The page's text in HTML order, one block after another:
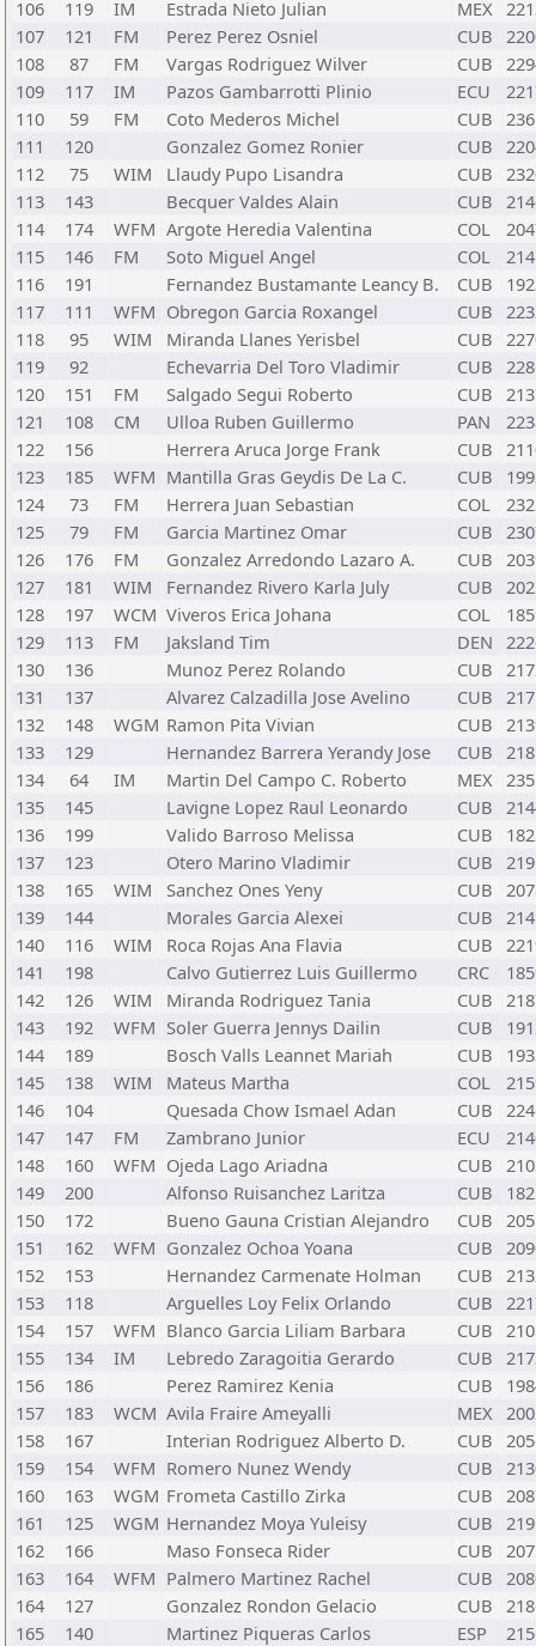
106 119 IM Estrada Nieto Julian MEX
107
121 FM Perez Perez Osniel CUB
108
87 FM Vargas Rodriguez Wilver CUB
109
117 IM Pazos Gambarrotti Plinio ECU
110
59 FM Coto Mederos Michel CUB
111
120 Gonzalez Gomez Ronier CUB
112
75 WIM Llaudy Pupo Lisandra CUB
113
143 Becquer Valdes Alain CUB
114
174 WFM Argote Heredia Valentina COL
115
146 FM Soto Miguel Angel COL
116
191 Fernandez Bustamante Leancy B. CUB
117
111 WFM Obregon Garcia Roxangel CUB
118
95 WIM Miranda Llanes Yerisbel CUB
119
92 Echevarria Del Toro Vladimir CUB
120
151 FM Salgado Segui Roberto CUB
121
108 CM Ulloa Ruben Guillermo PAN
122
156 Herrera Aruca Jorge Frank CUB
123
185 WFM Mantilla Gras Geydis De La C. CUB
124
73 FM Herrera Juan Sebastian COL
125
79 FM Garcia Martinez Omar CUB
126
176 FM Gonzalez Arredondo Lazaro A. CUB
127
181 WIM Fernandez Rivero Karla July CUB
128
197 WCM Viveros Erica Johana COL
129
113 FM Jaksland Tim DEN
130
136 Munoz Perez Rolando CUB
131
137 Alvarez Calzadilla Jose Avelino CUB
132
148 WGM Ramon Pita Vivian CUB
133
129 Hernandez Barrera Yerandy Jose CUB
134
64 IM Martin Del Campo C. Roberto MEX
135
145 Lavigne Lopez Raul Leonardo CUB
136
199 Valido Barroso Melissa CUB
137
123 Otero Marino Vladimir CUB
138
165 WIM Sanchez Ones Yeny CUB
139
144 Morales Garcia Alexei CUB
140
116 WIM Roca Rojas Ana Flavia CUB
141
198 Calvo Gutierrez Luis Guillermo CRC
142
126 WIM Miranda Rodriguez Tania CUB
143
192 WFM Soler Guerra Jennys Dailin CUB
144
189 Bosch Valls Leannet Mariah CUB
145
138 WIM Mateus Martha COL
146
104 Quesada Chow Ismael Adan CUB
147
147 FM Zambrano Junior ECU
148
160 WFM Ojeda Lago Ariadna CUB
149
200 Alfonso Ruisanchez Laritza CUB
150
172 Bueno Gauna Cristian Alejandro CUB
151
162 WFM Gonzalez Ochoa Yoana CUB
152
153 Hernandez Carmenate Holman CUB
153
118 Arguelles Loy Felix Orlando CUB
154
157 WFM Blanco Garcia Liliam Barbara CUB
155
134 IM Lebredo Zaragoitia Gerardo CUB
156
186 Perez Ramirez Kenia CUB
157
183 WCM Avila Fraire Ameyalli MEX
158
167 Interian Rodriguez Alberto D. CUB
159
154 WFM Romero Nunez Wendy CUB
160
163 WGM Frometa Castillo Zirka CUB
161
125 WGM Hernandez Moya Yuleisy CUB
162
166 Maso Fonseca Rider CUB
163
164 WFM Palmero Martinez Rachel CUB
164
127 Gonzalez Rondon Gelacio CUB
165
140 Martinez Piqueras Carlos ESP